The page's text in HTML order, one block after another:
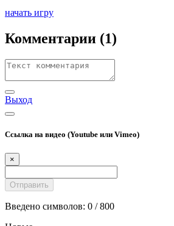
начать игру
Комментарии (1)
Выход
Ссылка на видео (Youtube или Vimeo)
×
Введено символов: 0 / 800